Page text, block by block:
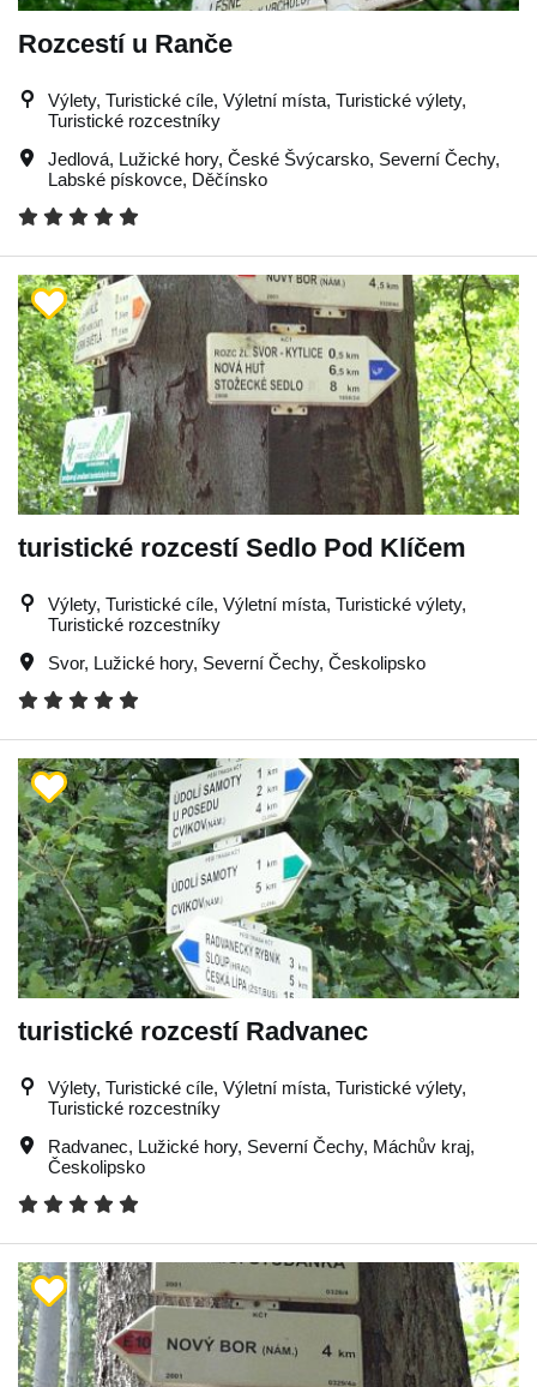
Rozcestí u Ranče
Výlety, Turistické cíle, Výletní místa, Turistické výlety,
Turistické rozcestníky
Jedlová, Lužické hory, České Švýcarsko, Severní Čechy,
Labské pískovce, Děčínsko
turistické rozcestí Sedlo Pod Klíčem
Výlety, Turistické cíle, Výletní místa, Turistické výlety,
Turistické rozcestníky
Svor, Lužické hory, Severní Čechy, Českolipsko
turistické rozcestí Radvanec
Výlety, Turistické cíle, Výletní místa, Turistické výlety,
Turistické rozcestníky
Radvanec, Lužické hory, Severní Čechy, Máchův kraj,
Českolipsko